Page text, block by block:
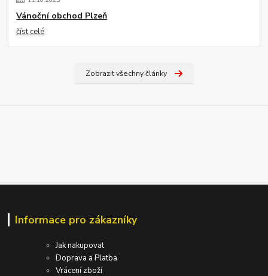
Vánoční obchod Plzeň
číst celé
Zobrazit všechny články
Informace pro zákazníky
Jak nakupovat
Doprava a Platba
Vrácení zboží